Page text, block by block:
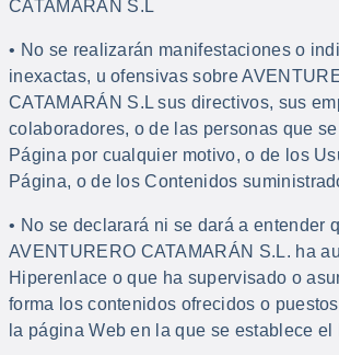
CATAMARÁN S.L
• No se realizarán manifestaciones o
inexactas, u ofensivas sobre
CATAMARÁN S.L sus directivos, sus
colaboradores, o de las personas que
Página por cualquier motivo, o de los
Página, o de los Contenidos
• No se declarará ni se dará a entender
AVENTURERO CATAMARÁN S.L. ha
Hiperenlace o que ha supervisado o
forma los contenidos ofrecidos o
la página Web en la que se establece el